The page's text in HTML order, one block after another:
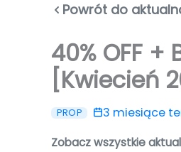
Powrót do
40% OFF +
[Kwiecień
PROP 3 miesiące
Zobacz wszystkie